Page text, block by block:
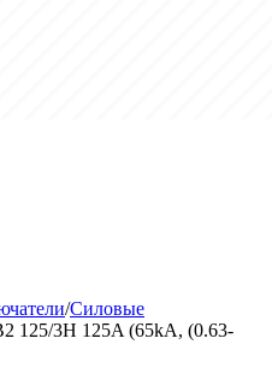
/Силовые
125/3H 125A (65kA, (0.63-